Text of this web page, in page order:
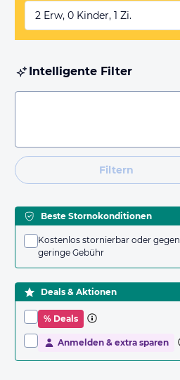
2 Erw, 0 Kinder, 1 Zi.
Intelligente Filter
Filtern
Beste Stornokonditionen
Kostenlos stornierbar oder gegen
geringe Gebühr
Deals & Aktionen
% Deals
Anmelden & extra sparen